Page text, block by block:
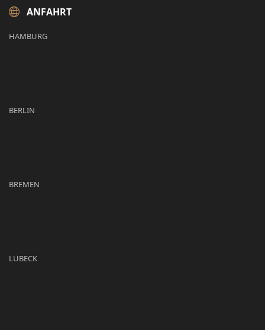
ANFAHRT
HAMBURG
BERLIN
BREMEN
LÜBECK